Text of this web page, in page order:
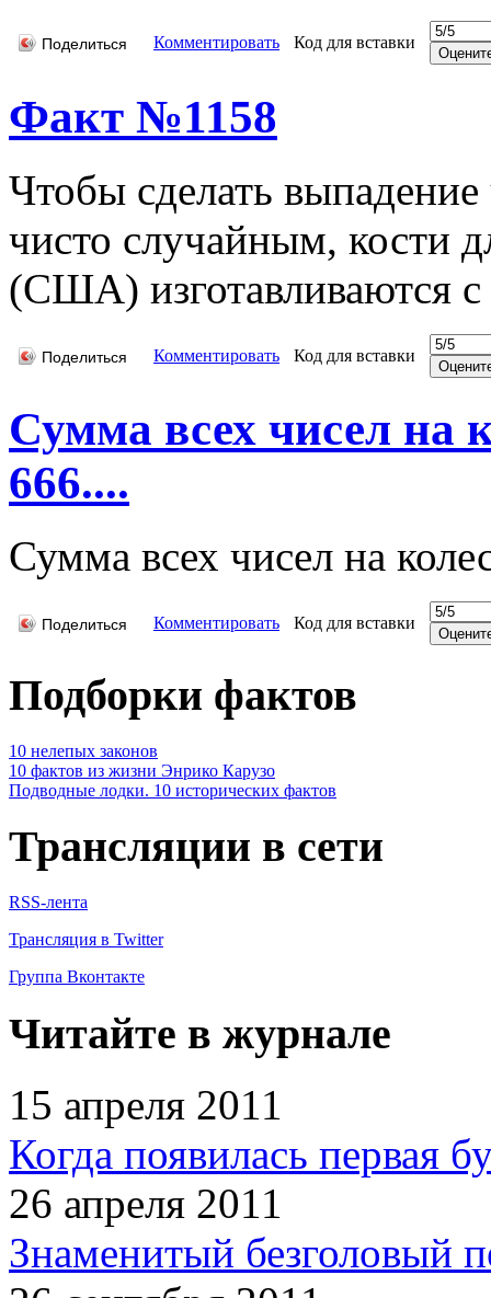
Поделиться Комментировать Код для вставки
Факт №1158
Чтобы сделать
чисто случайным, кости
(США) изготавливаются
Поделиться Комментировать Код для вставки
Сумма всех чисел на
666....
Сумма всех чисел на
Поделиться Комментировать Код для вставки
Подборки фактов
10 нелепых законов
10 фактов из жизни Энрико Карузо
Подводные лодки. 10 исторических фактов
Трансляции в сети
RSS-лента
Трансляция в Twitter
Группа Вконтакте
Читайте в журнале
15 апреля 2011
Когда появилась первая
26 апреля 2011
Знаменитый безголовый